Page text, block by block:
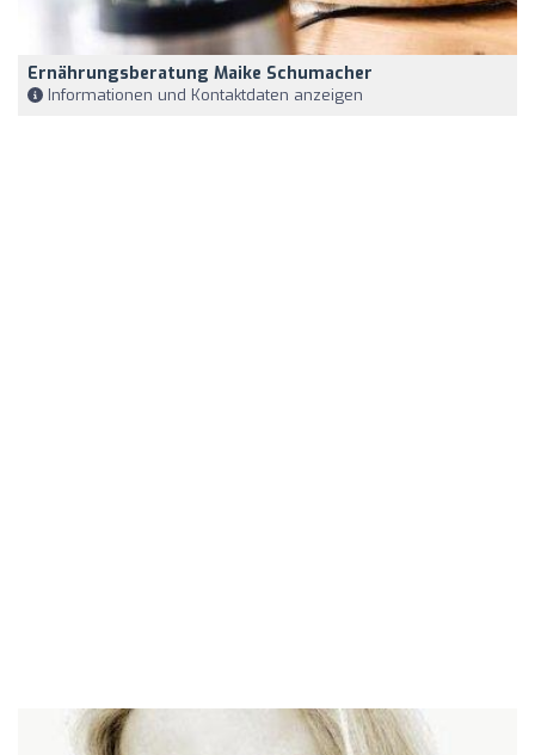
Ernährungsberatung Maike Schumacher
Informationen und Kontaktdaten anzeigen